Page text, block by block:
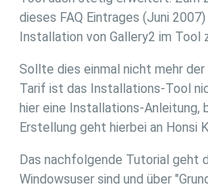
dieses FAQ Eintrages (Juni
Installation von Gallery2 im Tool
Sollte dies einmal nicht mehr der
Tarif ist das Installations-Tool
hier eine Installations-Anleitung,
Erstellung geht hierbei an Honsi
Das nachfolgende Tutorial geht
Windowsuser sind und über